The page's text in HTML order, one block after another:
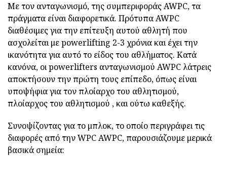
Με τον ανταγωνισμό, της συμπεριφοράς AWPC, τα
πράγματα είναι διαφορετικά. Πρότυπα AWPC
διαθέσιμες για την επίτευξη αυτού αθλητή που
ασχολείται με powerlifting 2-3 χρόνια και έχει την
ικανότητα για αυτό το είδος του αθλήματος. Κατά
κανόνα, οι powerlifters ανταγωνισμού AWPC λάτρεις
αποκτήσουν την πρώτη τους επίπεδο, όπως είναι
υποψήφια για τον πλοίαρχο του αθλητισμού,
πλοίαρχος του αθλητισμού , και ούτω καθεξής.
Συνοψίζοντας για το μπλοκ, το οποίο περιγράφει τις
διαφορές από την WPC AWPC, παρουσιάζουμε μερικά
βασικά σημεία: